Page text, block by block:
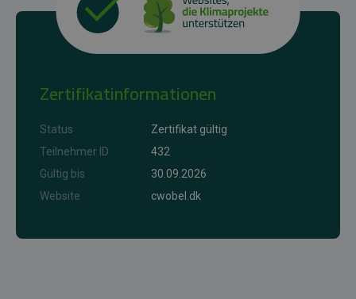
Zertifikatinformationen
Status
Zertifikat gültig
Teilnehmer ID
432
Gültig bis
30.09.2026
Website
cwobel.dk